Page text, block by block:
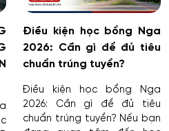
Điều kiện học bổng Nga
2026: Cần gì để đủ tiêu
chuẩn trúng tuyển?
Điều kiện học bổng Nga
2026: Cần gì để đủ tiêu
chuẩn trúng tuyển? Nếu bạn